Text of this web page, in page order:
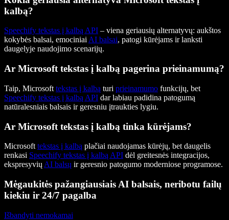
kalbą?
Speechify tekstas į kalbą API – viena geriausių alternatyvų: aukštos
kokybės balsai, emociniai AI balsai, patogi kūrėjams ir lanksti
daugelyje naudojimo scenarijų.
Ar Microsoft tekstas į kalbą pagerina prieinamumą?
Taip, Microsoft tekstas į kalbą turi prieinamumo funkcijų, bet
Speechify tekstas į kalbą API dar labiau padidina patogumą
natūralesniais balsais ir geresniu įtraukties lygiu.
Ar Microsoft tekstas į kalbą tinka kūrėjams?
Microsoft tekstas į kalbą plačiai naudojamas kūrėjų, bet daugelis
renkasi Speechify tekstas į kalbą API dėl greitesnės integracijos,
ekspresyvių AI balsų ir geresnio patogumo moderniose programose.
Mėgaukitės pažangiausiais AI balsais, neribotu failų
kiekiu ir 24/7 pagalba
Išbandyti nemokamai